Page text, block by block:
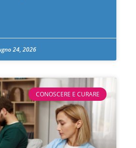
24, 2026
CONOSCERE E CURARE